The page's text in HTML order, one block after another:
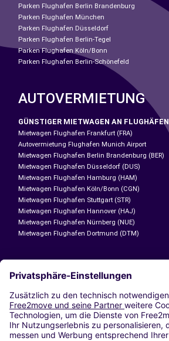
Parken Flughafen Berlin Brandenburg
Parken Flughafen München
Parken Flughafen Düsseldorf
Parken Flughafen Berlin-Tegel
Parken Flughafen Köln/Bonn
Parken Flughafen Berlin-Schönefeld
AUTOVERMIETUNG
GÜNSTIGER MIETWAGEN AN FLUGHÄFEN
Mietwagen Flughafen Frankfurt (FRA)
Autovermietung Flughafen Munich Airport
Mietwagen Flughafen Berlin Brandenburg (BER)
Mietwagen Flughafen Düsseldorf (DUS)
Mietwagen Flughafen Hamburg (HAM)
Mietwagen Flughafen Köln/Bonn (CGN)
Mietwagen Flughafen Stuttgart (STR)
Mietwagen Flughafen Hannover (HAJ)
Mietwagen Flughafen Nürnberg (NUE)
Mietwagen Flughafen Dortmund (DTM)
CARSHARING
UNSERE STÄDTE
Paris
Madrid
Washington DC
Mailand